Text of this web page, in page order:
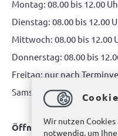
Montag: 08.00 bis 12.00
Dienstag: 08.00 bis 12.00
Mittwoch: 08.00 bis 12.00
Donnerstag: 08.00 bis
Freitag: nur nach
Samstag: 10.00 bis 12.00
Öffnungszeiten
Wir nutzen Cookies
notwendig, um